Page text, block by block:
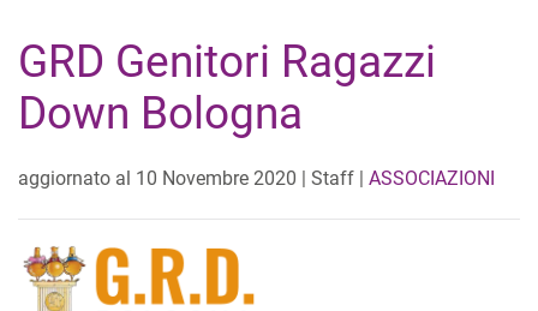
GRD Genitori Ragazzi
Down Bologna
aggiornato al 10 Novembre 2020 | Staff | ASSOCIAZIONI